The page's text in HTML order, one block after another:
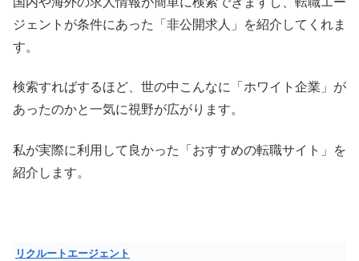
ジェントが条件にあった「非公開求人」を紹介してくれま
す。
検索すればするほど、世の中こんなに「ホワイト企業」が
あったのかと一気に視野が広がります。
私が実際に利用して良かった「おすすめの転職サイト」を
紹介します。
リクルートエージェント